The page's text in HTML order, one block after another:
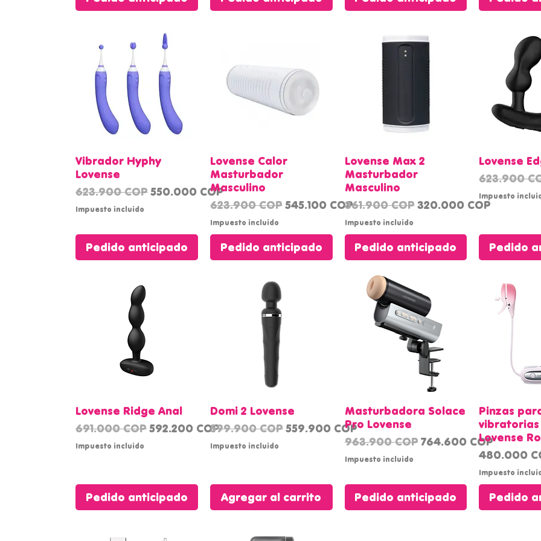
Vista rápida
Vibrador Hyphy
Lovense
Precio
623.900 COPPrecio de oferta
550.000 COP
Impuesto incluido
Pedido anticipado
Vista rápida
Lovense Calor
Masturbador
Masculino
Precio
623.900 COPPrecio de oferta
545.100 COP
Impuesto incluido
Pedido anticipado
Vista rápida
Lovense Max 2
Masturbador
Masculino
Precio
361.900 COPPrecio de oferta
320.000 COP
Impuesto incluido
Pedido anticipado
Vista
Lovense
Precio
623.900
Impuesto
Pedido
Vista rápida
Lovense Ridge Anal
Precio
691.000 COPPrecio de oferta
592.200 COP
Impuesto incluido
Pedido anticipado
Vista rápida
Domi 2 Lovense
Precio
599.900 COPPrecio de oferta
559.900 COP
Impuesto incluido
Agregar al carrito
Vista rápida
Masturbadora Solace
Pro Lovense
Precio
963.900 COPPrecio de oferta
764.600 COP
Impuesto incluido
Pedido anticipado
Vista
Pinzas
vibratorias
Lovense
Precio
480.000
Impuesto
Pedido